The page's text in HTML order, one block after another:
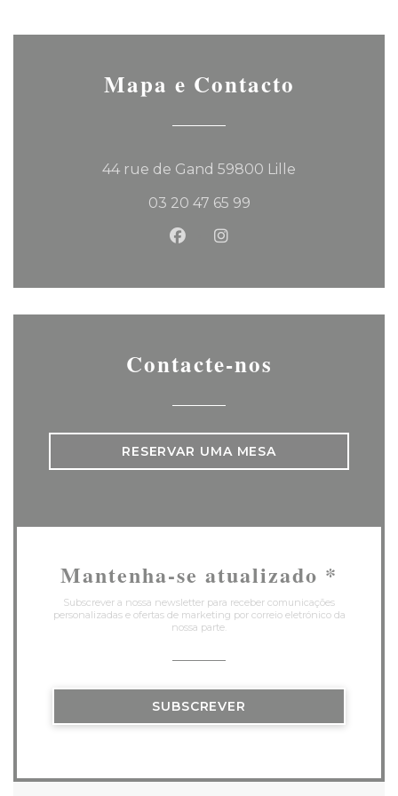
Mapa e Contacto
44 rue de Gand 59800 Lille
03 20 47 65 99
Facebook ((abre numa
Instagram ((abre
Contacte-nos
RESERVAR UMA MESA
Mantenha-se atualizado *
Subscrever a nossa newsletter para receber comunicações
personalizadas e ofertas de marketing por correio eletrónico da
nossa parte.
SUBSCREVER